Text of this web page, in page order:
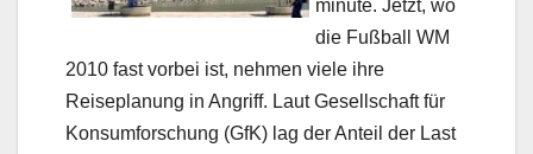
minute. Jetzt, wo
die Fußball WM
2010 fast vorbei ist, nehmen viele ihre
Reiseplanung in Angriff. Laut Gesellschaft für
Konsumforschung (GfK) lag der Anteil der Last